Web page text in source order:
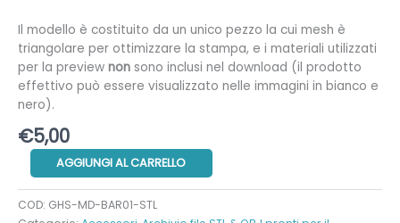
Il modello è costituito da un unico pezzo la cui mesh è
triangolare per ottimizzare la stampa, e i materiali utilizzati
per la preview non sono inclusi nel download (il prodotto
effettivo può essere visualizzato nelle immagini in bianco e
nero).
€5,00
Barile
metallo
quantità
AGGIUNGI AL CARRELLO
COD: GHS-MD-BAR01-STL